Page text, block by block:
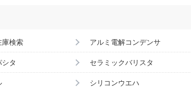
庫検索 アルミ電解コンデンサ
タ セラミックバリスタ
シリコンウエハ